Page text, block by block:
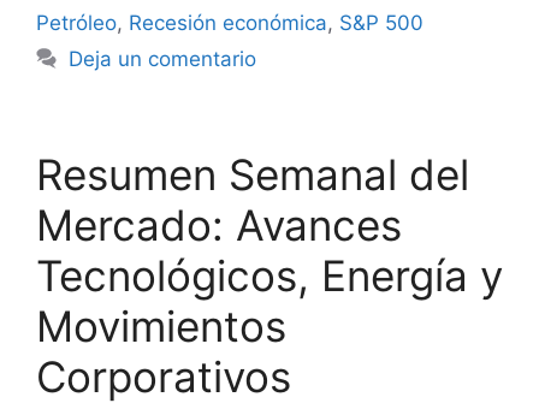
Petróleo, Recesión económica, S&P 500
Deja un comentario
Resumen Semanal del
Mercado: Avances
Tecnológicos, Energía y
Movimientos
Corporativos